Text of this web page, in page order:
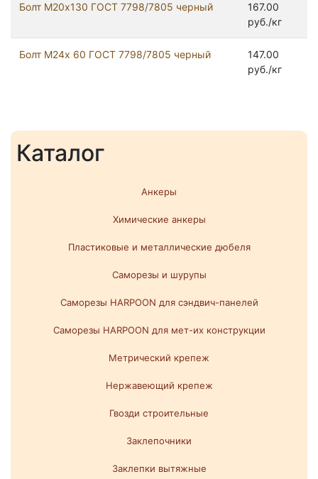
Каталог
Анкеры
Химические анкеры
Пластиковые и металлические дюбеля
Саморезы и шурупы
Саморезы HARPOON для сэндвич-панелей
Саморезы HARPOON для мет-их конструкции
Метрический крепеж
Нержавеющий крепеж
Гвозди строительные
Заклепочники
Заклепки вытяжные
Болт М20х130 ГОСТ 7798/7805 черный
167.00
руб./кг
Болт М24x 60 ГОСТ 7798/7805 черный
147.00
руб./кг